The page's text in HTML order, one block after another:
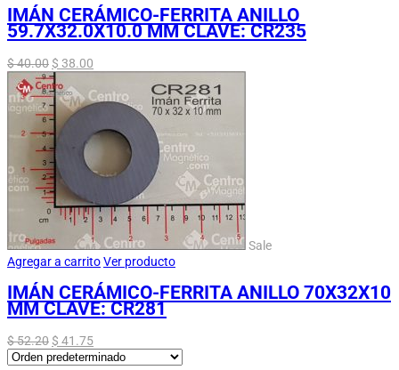
IMÁN CERÁMICO-FERRITA ANILLO
59.7X32.0X10.0 MM CLAVE: CR235
$40.00 $ 38.00
Sale
Agregar a carritoVer producto
IMÁN CERÁMICO-FERRITA ANILLO 70X32X10
MM CLAVE: CR281
$52.20 $ 41.75